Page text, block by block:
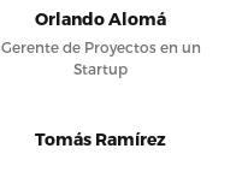
Orlando Alomá
Gerente de Proyectos en un
Startup
Tomás Ramírez